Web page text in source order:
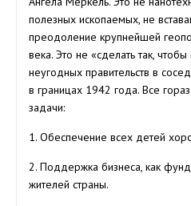
полезных ископаемых, не
преодоление крупнейшей
века. Это не «сделать так,
неугодных правительств в
в границах 1942 года. Все
задачи:
1. Обеспечение всех детей
2. Поддержка бизнеса, как
жителей страны.